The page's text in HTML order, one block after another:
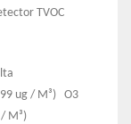
TVOC
ug / M³) O3
M³)